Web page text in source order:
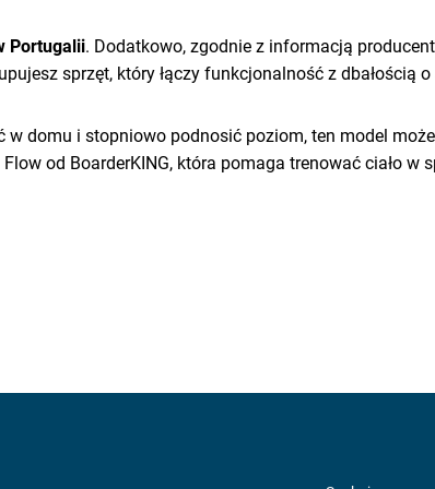
Portugalii. Dodatkowo, zgodnie z informacją
sprzęt, który łączy funkcjonalność z dbałością
w domu i stopniowo podnosić poziom, ten model
od BoarderKING, która pomaga trenować ciało w